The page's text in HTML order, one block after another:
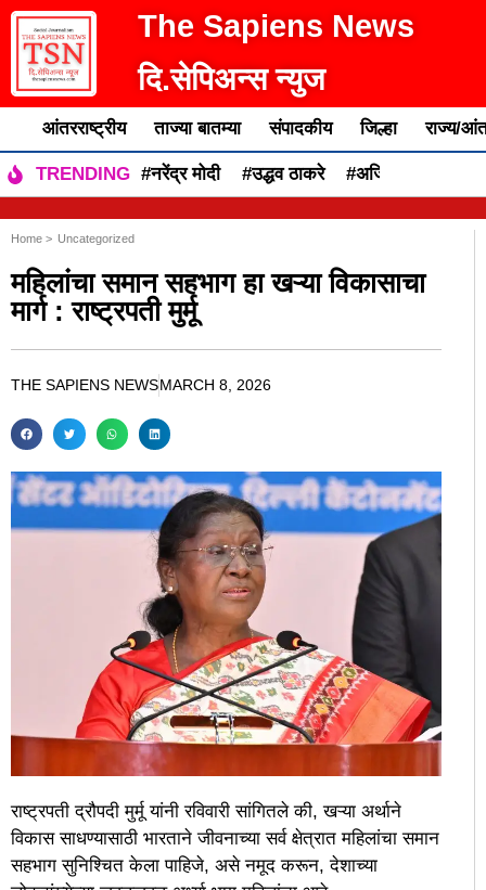
The Sapiens News
दि.सेपिअन्स न्युज
आंतरराष्ट्रीय ताज्या बातम्या संपादकीय जिल्हा राज्य/
TRENDING #नरेंद्र मोदी #उद्धव ठाकरे #अजित पवार
Home > Uncategorized
महिलांचा समान सहभाग हा खऱ्या विकासाचा
मार्ग : राष्ट्रपती मुर्मू
THE SAPIENS NEWSMARCH 8, 2026
राष्ट्रपती द्रौपदी मुर्मू यांनी रविवारी सांगितले की, खऱ्या अर्थाने
विकास साधण्यासाठी भारताने जीवनाच्या सर्व क्षेत्रात महिलांचा समान
सहभाग सुनिश्चित केला पाहिजे, असे नमूद करून, देशाच्या